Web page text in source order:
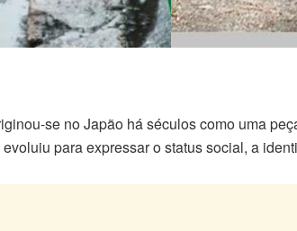
se no Japão há séculos como uma
para expressar o status social, a